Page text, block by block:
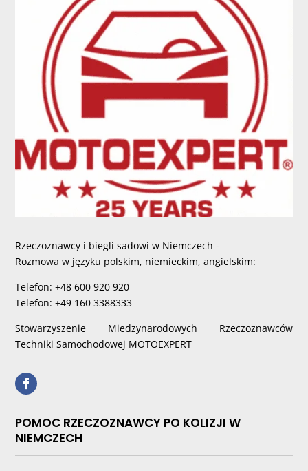
Rzeczoznawcy i biegli sadowi w Niemczech -
Rozmowa w języku polskim, niemieckim, angielskim:
Telefon: +48 600 920 920
Telefon: +49 160 3388333
Stowarzyszenie Miedzynarodowych Rzeczoznawców
Techniki Samochodowej MOTOEXPERT
POMOC RZECZOZNAWCY PO KOLIZJI W
NIEMCZECH